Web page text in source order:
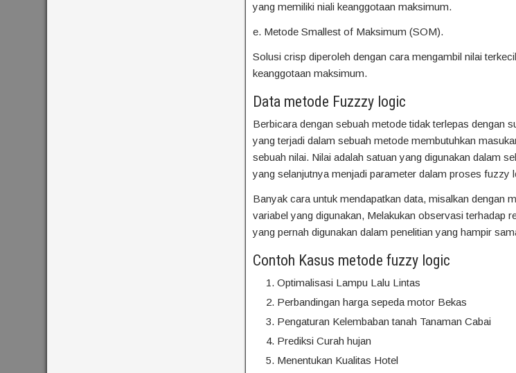
yang memiliki niali keanggotaan maksimum.
e. Metode Smallest of Maksimum (SOM).
Solusi crisp diperoleh dengan cara mengambil nilai
keanggotaan maksimum.
Data metode Fuzzzy logic
Berbicara dengan sebuah metode tidak terlepas dengan
yang terjadi dalam sebuah metode membutuhkan
sebuah nilai. Nilai adalah satuan yang digunakan dalam
yang selanjutnya menjadi parameter dalam proses fuzzy
Banyak cara untuk mendapatkan data, misalkan dengan
variabel yang digunakan, Melakukan observasi terhadap
yang pernah digunakan dalam penelitian yang hampir
Contoh Kasus metode fuzzy logic
Optimalisasi Lampu Lalu Lintas
Perbandingan harga sepeda motor Bekas
Pengaturan Kelembaban tanah Tanaman Cabai
Prediksi Curah hujan
Menentukan Kualitas Hotel